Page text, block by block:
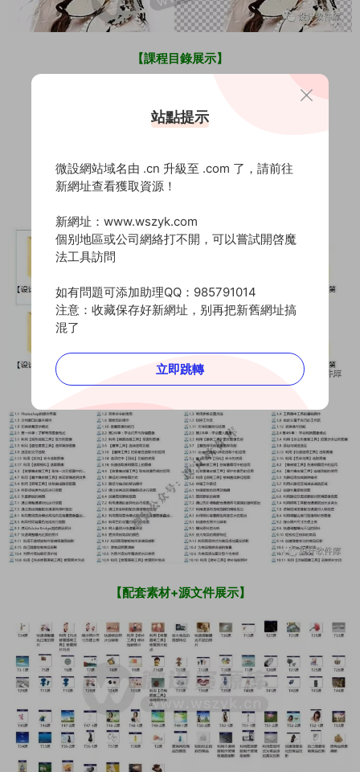
【課程目錄展示】
【配套素材+源文件展示】
站點提示
微設網站域名由 .cn 升級至 .com 了，請前往
新網址查看獲取資源！
新網址：www.wszyk.com
個别地區或公司網絡打不開，可以嘗試開啓魔
法工具訪問
如有問題可添加助理QQ：985791014
注意：收藏保存好新網址，别再把新舊網址搞
混了
立即跳轉